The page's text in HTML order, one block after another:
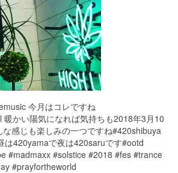
販
今月はコレですね
かい陽気になれば気持ちも︎︎︎2018年3月10
感じも楽しみの一つですね#420shibuya
は420yamaで夜は420saruです#ootd
#madmaxx #solstice #2018 #fes #trance
#prayfortheworld